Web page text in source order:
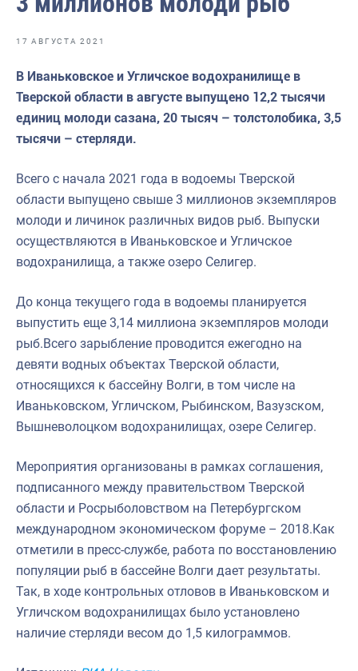
Отраслевые СМИ
Выставки и конференции
Научно-практическая литература
Рыбоохрана России
Большая африканская экспедиция
Укрепление духовно-нравственных ценностей
17 АВГУСТА 2021
В Иваньковское и Угличское водохранилище в
Тверской области в августе выпущено 12,2 тысячи
единиц молоди сазана, 20 тысяч – толстолобика, 3,5
тысячи – стерляди.
Всего с начала 2021 года в водоемы Тверской
области выпущено свыше 3 миллионов экземпляров
молоди и личинок различных видов рыб. Выпуски
осуществляются в Иваньковское и Угличское
водохранилища, а также озеро Селигер.
До конца текущего года в водоемы планируется
выпустить еще 3,14 миллиона экземпляров молоди
рыб.Всего зарыбление проводится ежегодно на
девяти водных объектах Тверской области,
относящихся к бассейну Волги, в том числе на
Иваньковском, Угличском, Рыбинском, Вазузском,
Вышневолоцком водохранилищах, озере Селигер.
Мероприятия организованы в рамках соглашения,
подписанного между правительством Тверской
области и Росрыболовством на Петербургском
международном экономическом форуме – 2018.Как
отметили в пресс-службе, работа по восстановлению
популяции рыб в бассейне Волги дает результаты.
Так, в ходе контрольных отловов в Иваньковском и
Угличском водохранилищах было установлено
наличие стерляди весом до 1,5 килограммов.